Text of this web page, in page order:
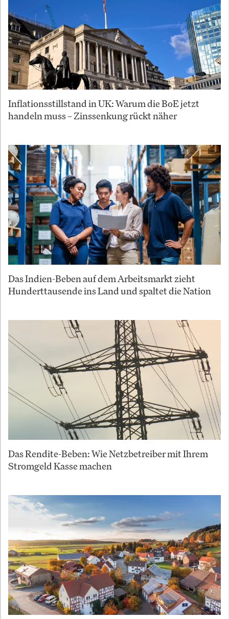
Inflationsstillstand in UK: Warum die BoE jetzt
handeln muss – Zinssenkung rückt näher
Das Indien-Beben auf dem Arbeitsmarkt zieht
Hunderttausende ins Land und spaltet die Nation
Das Rendite-Beben: Wie Netzbetreiber mit Ihrem
Stromgeld Kasse machen